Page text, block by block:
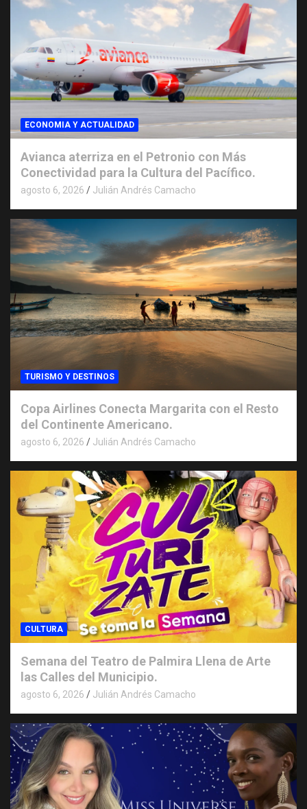
ECONOMIA Y ACTUALIDAD
Avianca aterriza en el Petronio con Más
Conectividad para la Cultura del Pacífico.
agosto 6, 2026 Julián Andrés Camacho
TURISMO Y DESTINOS
Copa Airlines Conecta Margarita con el Resto
del Continente Americano.
agosto 6, 2026 Julián Andrés Camacho
CULTURA
Semana del Teatro de Palmira Llena de Arte
las Calles del Municipio.
agosto 6, 2026 Julián Andrés Camacho